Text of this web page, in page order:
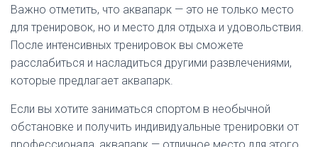
Важно отметить, что аквапарк — это не только место
для тренировок, но и место для отдыха и удовольствия.
После интенсивных тренировок вы сможете
расслабиться и насладиться другими развлечениями,
которые предлагает аквапарк.
Если вы хотите заниматься спортом в необычной
обстановке и получить индивидуальные тренировки от